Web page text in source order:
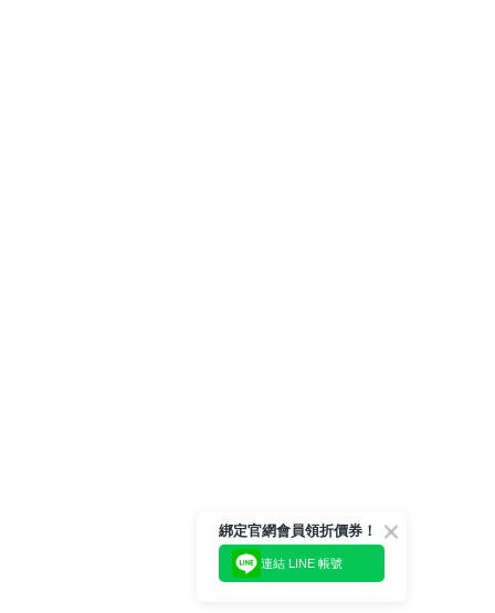
綁定官網會員領折價券！
連結 LINE 帳號